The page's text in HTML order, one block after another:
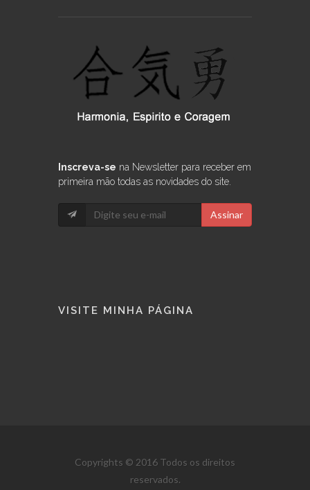
Inscreva-se na Newsletter para receber em
primeira mão todas as novidades do site.
Assinar
VISITE MINHA PÁGINA
Copyrights © 2016 Todos os direitos
reservados.